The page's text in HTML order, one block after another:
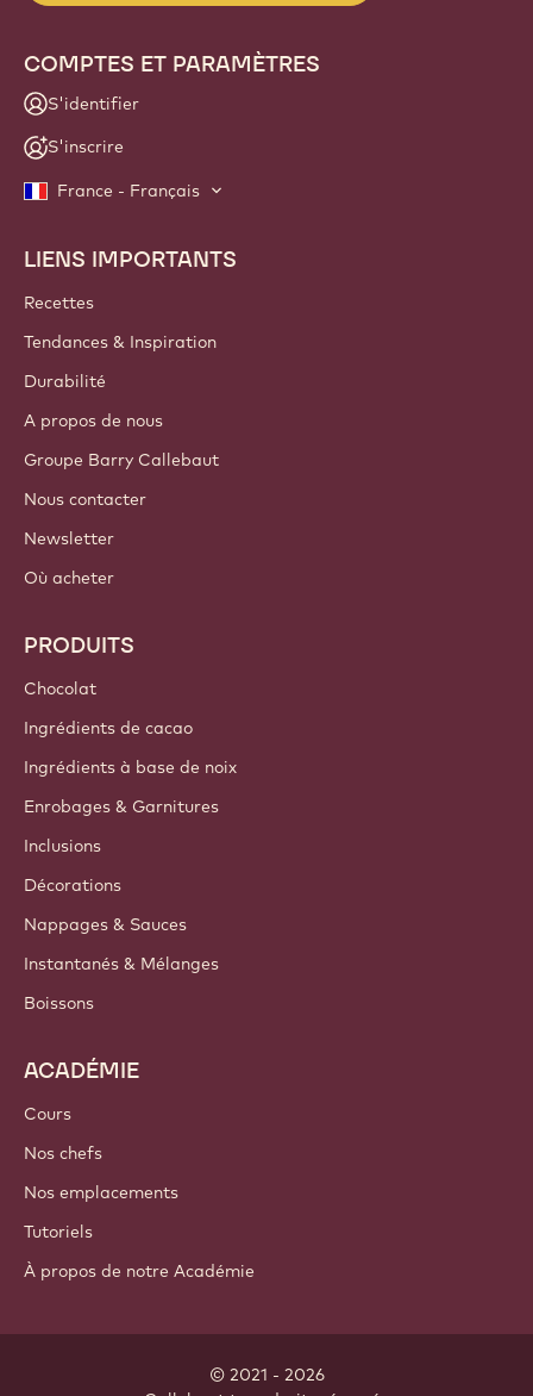
COMPTES ET PARAMÈTRES
S'identifier
S'inscrire
France - Français
Footer
Callebaut
LIENS IMPORTANTS
Recettes
Tendances & Inspiration
Durabilité
A propos de nous
Groupe Barry Callebaut
Nous contacter
Newsletter
Où acheter
PRODUITS
Chocolat
Ingrédients de cacao
Ingrédients à base de noix
Enrobages & Garnitures
Inclusions
Décorations
Nappages & Sauces
Instantanés & Mélanges
Boissons
ACADÉMIE
Cours
Nos chefs
Nos emplacements
Tutoriels
À propos de notre Académie
© 2021 - 2026